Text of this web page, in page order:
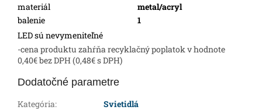
materiál
metal/acryl
balenie
1
LED sú nevymeniteľné
-cena produktu zahŕňa recyklačný poplatok v hodnote
0,40€ bez DPH (0,48€ s DPH)
Dodatočné parametre
Kategória:
Svietidlá